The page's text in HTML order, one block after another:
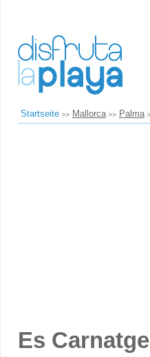
Startseite Mallorca Palma
Es Carnatge